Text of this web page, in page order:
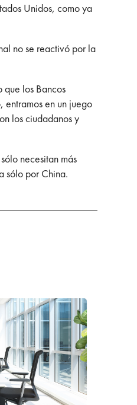
Unidos, como ya
no se reactivó por la
que los Bancos
en un juego
los ciudadanos y
necesitan más
sólo por China.